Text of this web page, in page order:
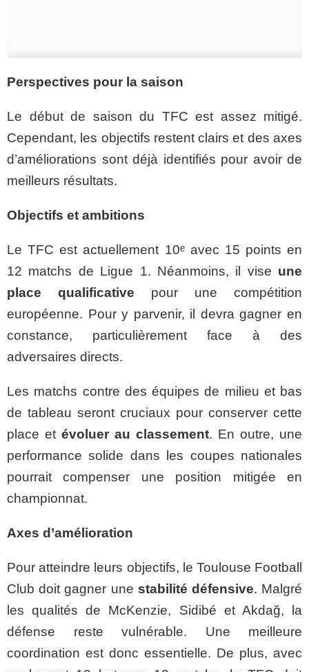
Perspectives pour la saison
Le début de saison du TFC est assez mitigé.
Cependant, les objectifs restent clairs et des axes
d’améliorations sont déjà identifiés pour avoir de
meilleurs résultats.
Objectifs et ambitions
Le TFC est actuellement 10ᵉ avec 15 points en
12 matchs de Ligue 1. Néanmoins, il vise une
place qualificative pour une compétition
européenne. Pour y parvenir, il devra gagner en
constance, particulièrement face à des
adversaires directs.
Les matchs contre des équipes de milieu et bas
de tableau seront cruciaux pour conserver cette
place et évoluer au classement. En outre, une
performance solide dans les coupes nationales
pourrait compenser une position mitigée en
championnat.
Axes d’amélioration
Pour atteindre leurs objectifs, le Toulouse Football
Club doit gagner une stabilité défensive. Malgré
les qualités de McKenzie, Sidibé et Akdağ, la
défense reste vulnérable. Une meilleure
coordination est donc essentielle. De plus, avec